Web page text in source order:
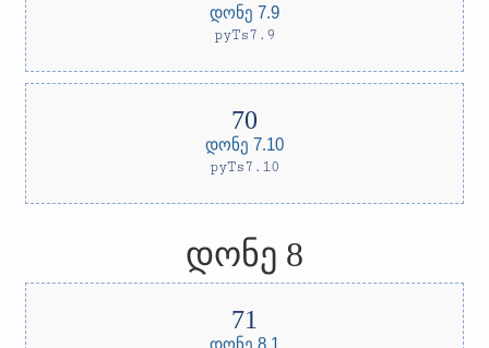
დონე 7.9
pyTs7.9
დონე 7.10
pyTs7.10
დონე 8
დონე 8.1